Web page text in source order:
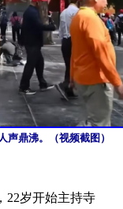
鼎沸。（视频截图）
22岁开始主持寺